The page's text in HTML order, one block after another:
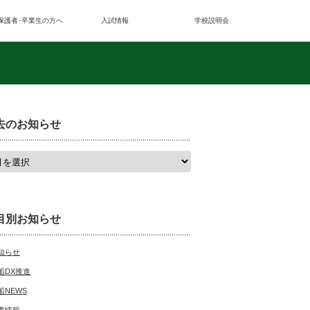
護者･卒業生の方へ 入試情報 学校説明会
のお知らせ
別お知らせ
らせ
DX推進
NEWS